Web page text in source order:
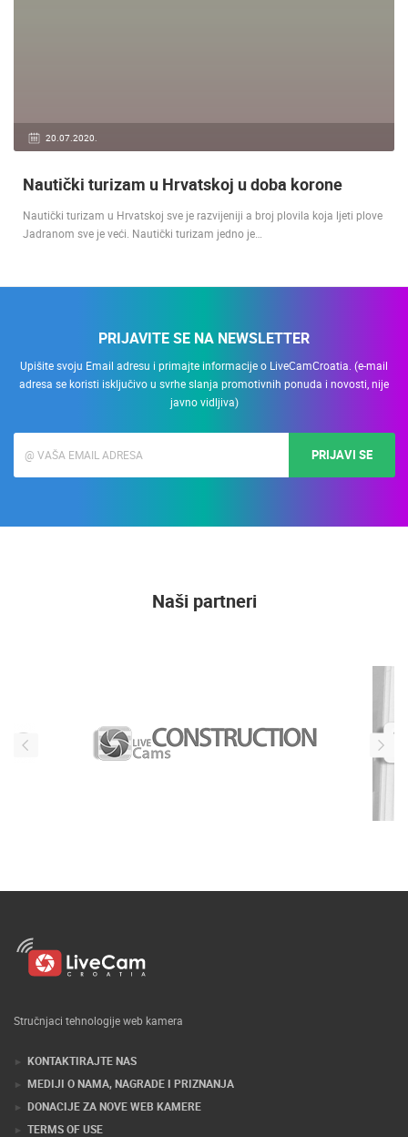
20.07.2020.
Nautički turizam u Hrvatskoj u doba korone
Nautički turizam u Hrvatskoj sve je razvijeniji a broj plovila koja ljeti plove
Jadranom sve je veći. Nautički turizam jedno je…
PRIJAVITE SE NA NEWSLETTER
Upišite svoju Email adresu i primajte informacije o LiveCamCroatia. (e-mail
adresa se koristi isključivo u svrhe slanja promotivnih ponuda i novosti, nije
javno vidljiva)
PRIJAVI SE
Naši partneri
Stručnjaci tehnologije web kamera
KONTAKTIRAJTE NAS
MEDIJI O NAMA, NAGRADE I PRIZNANJA
DONACIJE ZA NOVE WEB KAMERE
TERMS OF USE